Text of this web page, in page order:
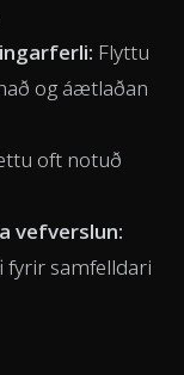
Flyttu
og áætlaðan
oft notuð
vefverslun:
fyrir samfelldari